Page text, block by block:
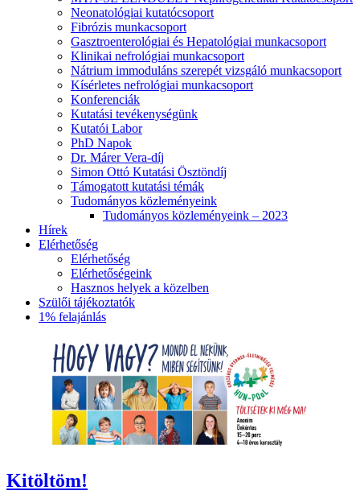
Neonatológiai kutatócsoport
Fibrózis munkacsoport
Gasztroenterológiai és Hepatológiai munkacsoport
Klinikai nefrológiai munkacsoport
Nátrium immoduláns szerepét vizsgáló munkacsoport
Kísérletes nefrológiai munkacsoport
Konferenciák
Kutatási tevékenységünk
Kutatói Labor
PhD Napok
Dr. Márer Vera-díj
Simon Ottó Kutatási Ösztöndíj
Támogatott kutatási témák
Tudományos közleményeink
Tudományos közleményeink – 2023
Hírek
Elérhetőség
Elérhetőség
Elérhetőségeink
Hasznos helyek a közelben
Szülői tájékoztatók
1% felajánlás
Kitöltöm!